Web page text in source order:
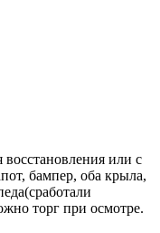
или с
бампер, оба крыла,
торг при осмотре.